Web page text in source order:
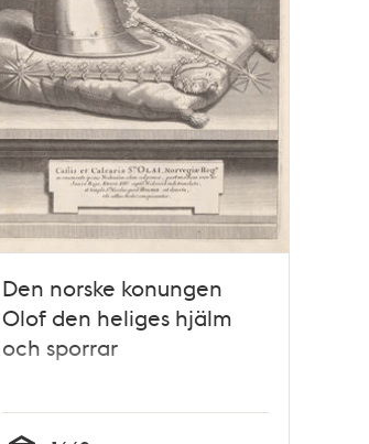
Den norske konungen
Olof den heliges hjälm
och sporrar